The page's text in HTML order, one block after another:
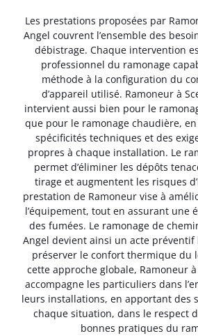
Les prestations proposées par
Angel couvrent l’ensemble des
débistrage. Chaque intervention
professionnel du ramonage
méthode à la configuration du
d’appareil utilisé. Ramoneur à
intervient aussi bien pour le
que pour le ramonage chaudière,
spécificités techniques et des
propres à chaque installation. Le
permet d’éliminer les dépôts
tirage et augmentent les risques
prestation de Ramoneur vise à
l’équipement, tout en assurant une
des fumées. Le ramonage de
Angel devient ainsi un acte
préserver le confort thermique du
cette approche globale, Ramoneur
accompagne les particuliers dans
leurs installations, en apportant des
chaque situation, dans le respect
bonnes pratiques du